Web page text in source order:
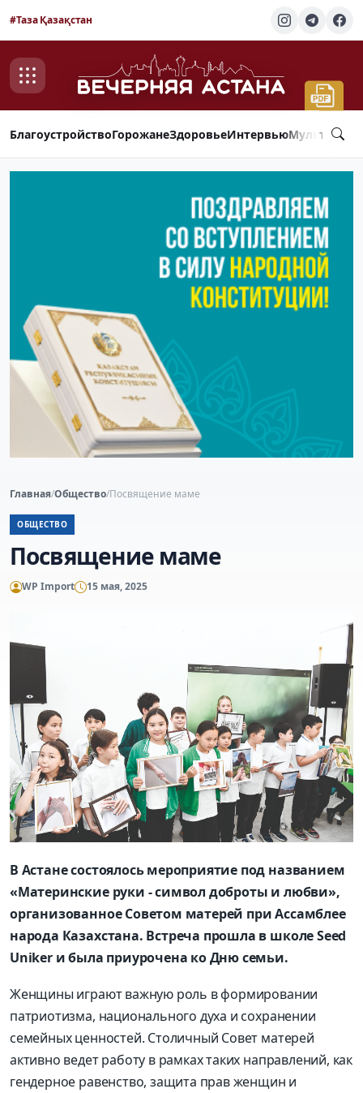
#Таза Қазақстан
БлагоустройствоГорожанеЗдоровьеИнтервью
Главная/Общество/Посвящение маме
ОБЩЕСТВО
Посвящение маме
WP Import 15 мая, 2025
В Астане состоялось мероприятие под названием
«Материнские руки - символ доброты и любви»,
организованное Советом матерей при Ассамблее
народа Казахстана. Встреча прошла в школе Seed
Uniker и была приурочена ко Дню семьи.
Женщины играют важную роль в формировании
патриотизма, национального духа и сохранении
семейных ценностей. Столичный Совет матерей
активно ведет работу в рамках таких направлений, как
гендерное равенство, защита прав женщин и